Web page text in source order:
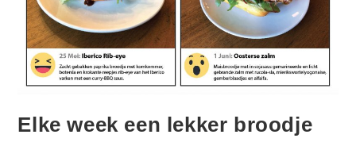
Elke week een lekker broodje